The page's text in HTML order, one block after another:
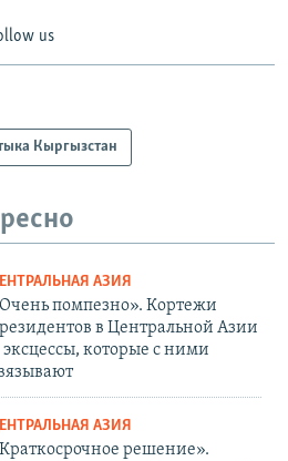
us
Кыргызстан
АЗИЯ
помпезно». Кортежи
в Центральной Азии
эксцессы, которые с ними
АЗИЯ
решение».